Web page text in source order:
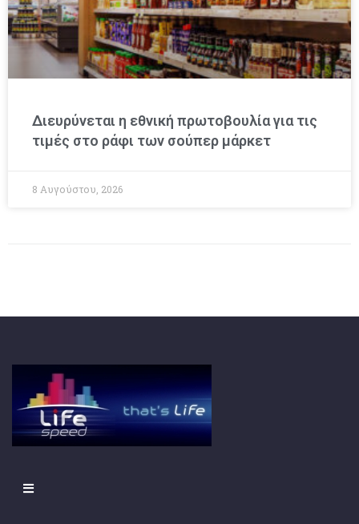
Διευρύνεται η εθνική πρωτοβουλία για τις
τιμές στο ράφι των σούπερ μάρκετ
8 Αυγούστου, 2026